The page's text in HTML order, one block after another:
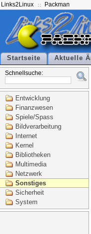
Links2Linux Packman
Startseite Aktuelle
Schnellsuche:
Entwicklung
Finanzwesen
Spiele/Spass
Bildverarbeitung
Internet
Kernel
Bibliotheken
Multimedia
Netzwerk
Sonstiges
Sicherheit
System